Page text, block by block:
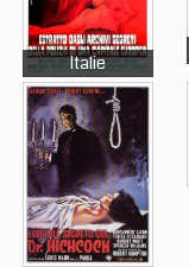
Italie